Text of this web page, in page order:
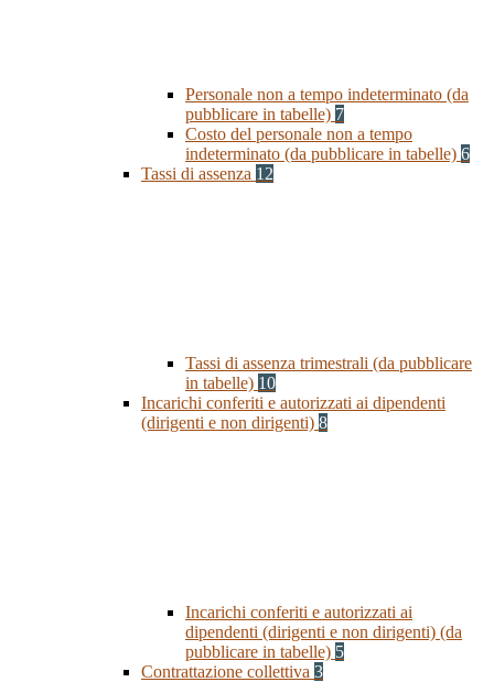
Personale non a tempo indeterminato (da
pubblicare in tabelle) 7
Costo del personale non a tempo
indeterminato (da pubblicare in tabelle) 6
Tassi di assenza 12
Tassi di assenza trimestrali (da pubblicare
in tabelle) 10
Incarichi conferiti e autorizzati ai dipendenti
(dirigenti e non dirigenti) 8
Incarichi conferiti e autorizzati ai
dipendenti (dirigenti e non dirigenti) (da
pubblicare in tabelle) 5
Contrattazione collettiva 3